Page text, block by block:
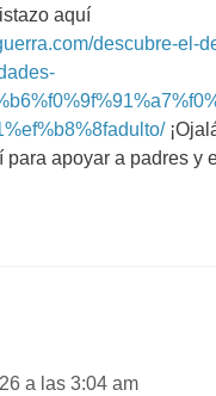
aquí
descubre-el-
para apoyar a padres y
a las 3:04 am